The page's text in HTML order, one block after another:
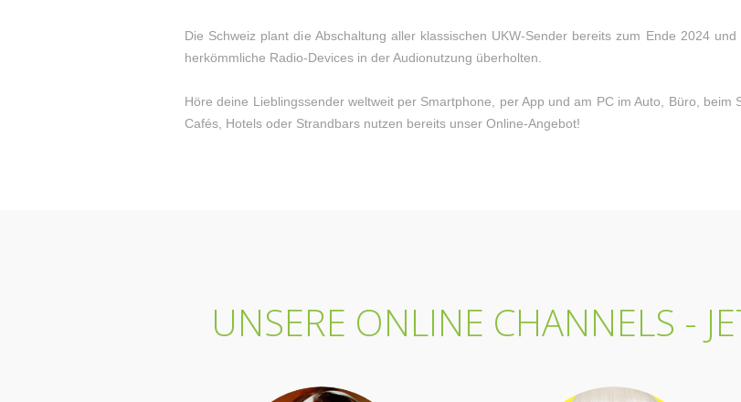
Die Schweiz plant die Abschaltung aller klassischen UKW-Sender bereits zum Ende 2024
herkömmliche Radio-Devices in der Audionutzung überholten.
Höre deine Lieblingssender weltweit per Smartphone, per App und am PC im Auto, Büro,
Cafés, Hotels oder Strandbars nutzen bereits unser Online-Angebot!
UNSERE ONLINE CHANNELS -